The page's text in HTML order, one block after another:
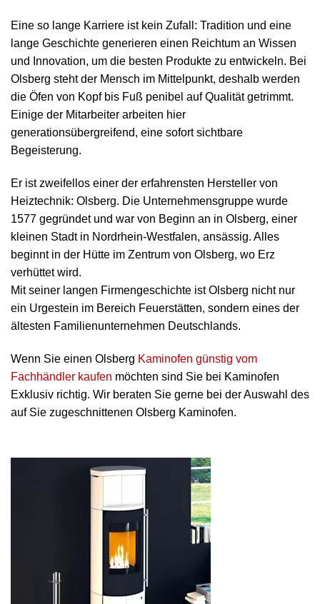
Eine so lange Karriere ist kein Zufall: Tradition und eine
lange Geschichte generieren einen Reichtum an Wissen
und Innovation, um die besten Produkte zu entwickeln. Bei
Olsberg steht der Mensch im Mittelpunkt, deshalb werden
die Öfen von Kopf bis Fuß penibel auf Qualität getrimmt.
Einige der Mitarbeiter arbeiten hier
generationsübergreifend, eine sofort sichtbare
Begeisterung.
Er ist zweifellos einer der erfahrensten Hersteller von
Heiztechnik: Olsberg. Die Unternehmensgruppe wurde
1577 gegründet und war von Beginn an in Olsberg, einer
kleinen Stadt in Nordrhein-Westfalen, ansässig. Alles
beginnt in der Hütte im Zentrum von Olsberg, wo Erz
verhüttet wird.
Mit seiner langen Firmengeschichte ist Olsberg nicht nur
ein Urgestein im Bereich Feuerstätten, sondern eines der
ältesten Familienunternehmen Deutschlands.
Wenn Sie einen Olsberg Kaminofen günstig vom
Fachhändler kaufen möchten sind Sie bei Kaminofen
Exklusiv richtig. Wir beraten Sie gerne bei der Auswahl des
auf Sie zugeschnittenen Olsberg Kaminofen.